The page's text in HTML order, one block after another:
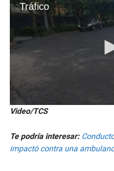
Video/TCS
Te podría interesar:
impactó contra una